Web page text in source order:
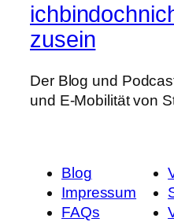
zusein
Der Blog und
und E-Mobilität von
Blog
Impressum
FAQs